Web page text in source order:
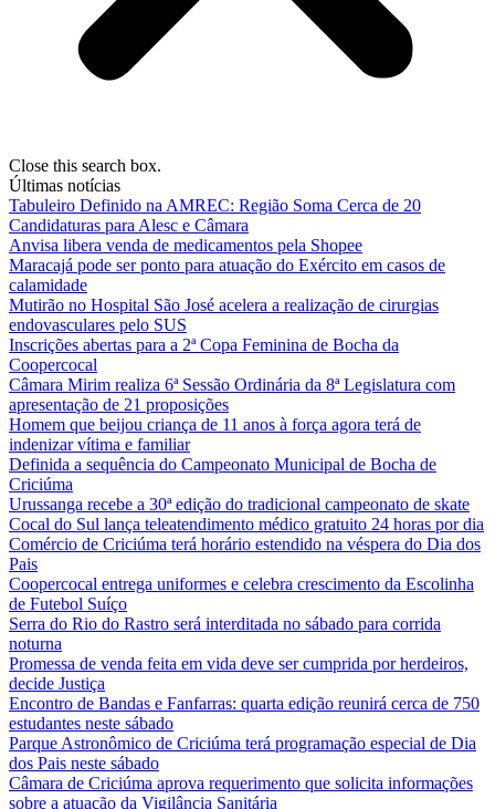
Close this search box.
Últimas notícias
Tabuleiro Definido na AMREC: Região Soma Cerca de 20
Candidaturas para Alesc e Câmara
Anvisa libera venda de medicamentos pela Shopee
Maracajá pode ser ponto para atuação do Exército em casos de
calamidade
Mutirão no Hospital São José acelera a realização de cirurgias
endovasculares pelo SUS
Inscrições abertas para a 2ª Copa Feminina de Bocha da
Coopercocal
Câmara Mirim realiza 6ª Sessão Ordinária da 8ª Legislatura com
apresentação de 21 proposições
Homem que beijou criança de 11 anos à força agora terá de
indenizar vítima e familiar
Definida a sequência do Campeonato Municipal de Bocha de
Criciúma
Urussanga recebe a 30ª edição do tradicional campeonato de skate
Cocal do Sul lança teleatendimento médico gratuito 24 horas por dia
Comércio de Criciúma terá horário estendido na véspera do Dia dos
Pais
Coopercocal entrega uniformes e celebra crescimento da Escolinha
de Futebol Suíço
Serra do Rio do Rastro será interditada no sábado para corrida
noturna
Promessa de venda feita em vida deve ser cumprida por herdeiros,
decide Justiça
Encontro de Bandas e Fanfarras: quarta edição reunirá cerca de 750
estudantes neste sábado
Parque Astronômico de Criciúma terá programação especial de Dia
dos Pais neste sábado
Câmara de Criciúma aprova requerimento que solicita informações
sobre a atuação da Vigilância Sanitária